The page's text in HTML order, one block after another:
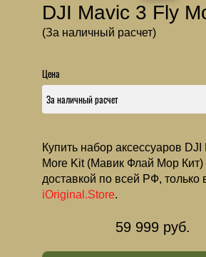
DJI Mavic 3 Fly
(За наличный расчет)
59 999 руб.
Цена
Купить набор аксессуаров
More Kit (Мавик Флай Мор Кит)
доставкой по всей РФ, только
iOriginal.Store.